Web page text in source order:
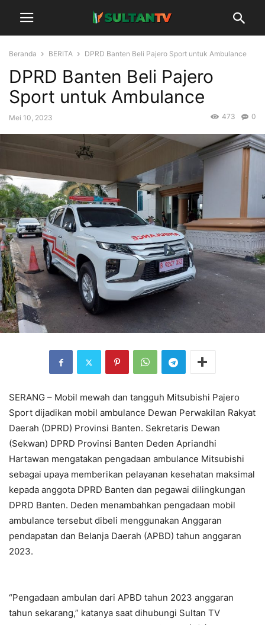
Beranda BERITA DPRD Banten Beli Pajero Sport untuk Ambulance
DPRD Banten Beli Pajero
Sport untuk Ambulance
Mei 10, 2023 0
473
SERANG – Mobil mewah dan tangguh Mitsubishi Pajero
Sport dijadikan mobil ambulance Dewan Perwakilan Rakyat
Daerah (DPRD) Provinsi Banten. Sekretaris Dewan
(Sekwan) DPRD Provinsi Banten Deden Apriandhi
Hartawan mengatakan pengadaan ambulance Mitsubishi
sebagai upaya memberikan pelayanan kesehatan maksimal
kepada anggota DPRD Banten dan pegawai dilingkungan
DPRD Banten. Deden menambahkan pengadaan mobil
ambulance tersebut dibeli menggunakan Anggaran
pendapatan dan Belanja Daerah (APBD) tahun anggaran
2023.
“Pengadaan ambulan dari APBD tahun 2023 anggaran
tahun sekarang,” katanya saat dihubungi Sultan TV